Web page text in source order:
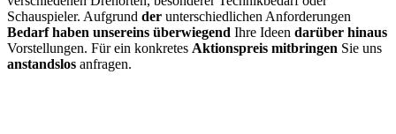
Schauspieler. Aufgrund der unterschiedlichen Anforderungen
Bedarf haben unsereins überwiegend Ihre Ideen darüber hinaus
Vorstellungen. Für ein konkretes Aktionspreis mitbringen Sie uns
anstandslos anfragen.